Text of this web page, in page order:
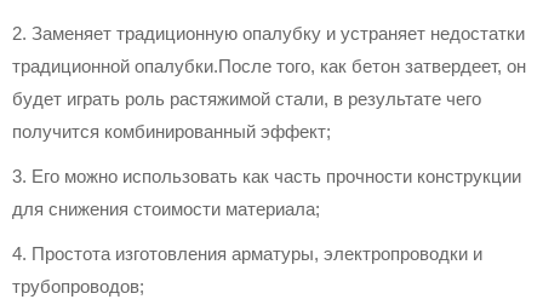
2. Заменяет традиционную опалубку и устраняет недостатки
традиционной опалубки.После того, как бетон затвердеет, он
будет играть роль растяжимой стали, в результате чего
получится комбинированный эффект;
3. Его можно использовать как часть прочности конструкции
для снижения стоимости материала;
4. Простота изготовления арматуры, электропроводки и
трубопроводов;